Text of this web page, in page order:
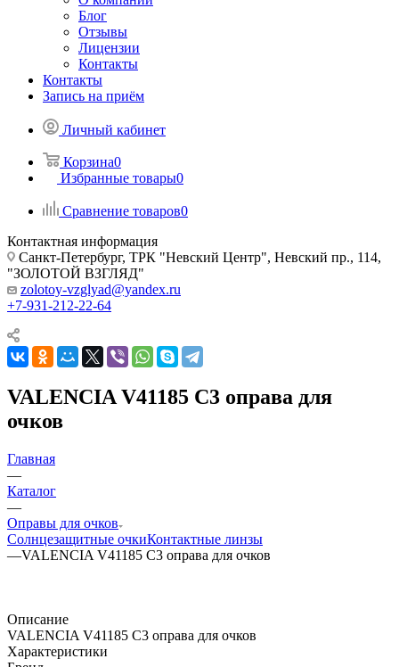
Блог
Отзывы
Лицензии
Контакты
Контакты
Запись на приём
Личный кабинет
Корзина0
Избранные товары0
Сравнение товаров0
Контактная информация
Санкт-Петербург, ТРК "Невский Центр", Невский пр., 114,
"ЗОЛОТОЙ ВЗГЛЯД"
zolotoy-vzglyad@yandex.ru
+7-931-212-22-64
VALENCIA V41185 C3 оправа для
очков
Главная
—
Каталог
—
Оправы для очков
Солнцезащитные очкиКонтактные линзы
—VALENCIA V41185 C3 оправа для очков
Описание
VALENCIA V41185 C3 оправа для очков
Характеристики